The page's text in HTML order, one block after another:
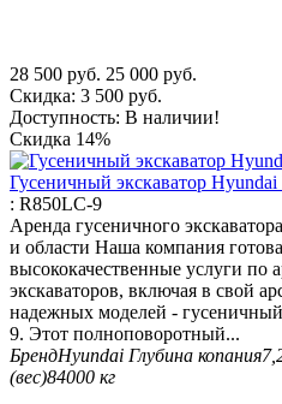
28 500 руб. 25 000 руб.
Скидка: 3 500 руб.
Доступность: В наличии!
Скидка 14%
Гусеничный экскаватор
: R850LC-9
Аренда гусеничного
и области Наша компания
высококачественные услуги по
экскаваторов, включая в свой
надежных моделей -
9. Этот полноповоротный...
БрендHyundai Глубина копания
(вес)84000 кг